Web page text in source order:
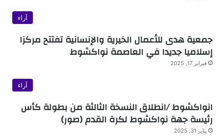
آراء
جمعية هدى للأعمال الخيرية والإنسانية تفتتح مركزا
إسلاميا جديدا في العاصمة نواكشوط
فبراير 17, 2025
آراء
انواكشوط /انطلاق النسخة الثالثة من بطولة كأس
رئيسة جهة نواكشوط لكرة القدم (صور)
يناير 31, 2025